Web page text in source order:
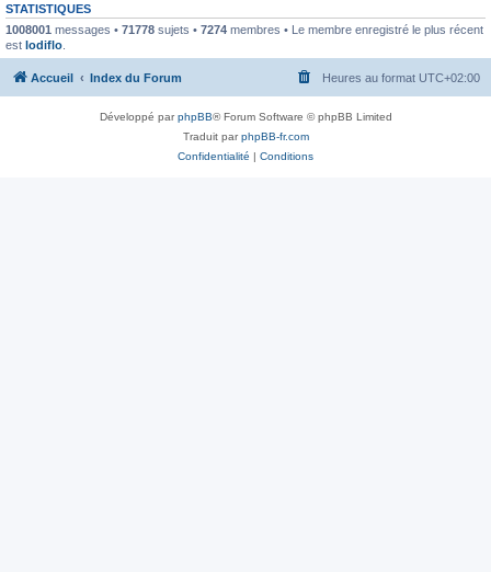
STATISTIQUES
1008001 messages • 71778 sujets • 7274 membres • Le membre enregistré le plus récent
est lodiflo
Accueil Index du Forum Heures au format UTC+02:00
Développé parphpBB® Forum Software © phpBB Limited
Traduit parphpBB-fr.com
Confidentialité | Conditions